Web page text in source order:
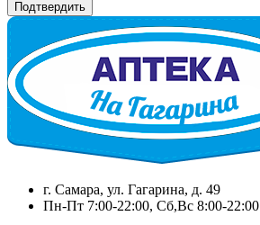
г. Самара, ул. Гагарина, д. 49
Пн-Пт 7:00-22:00, Сб,Вс 8:00-22:00